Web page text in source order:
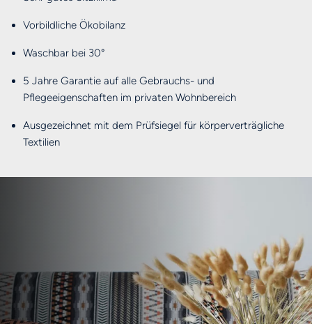
Vorbildliche Ökobilanz
Waschbar bei 30°
5 Jahre Garantie auf alle Gebrauchs- und
Pflegeeigenschaften im privaten Wohnbereich
Ausgezeichnet mit dem Prüfsiegel für körperverträgliche
Textilien